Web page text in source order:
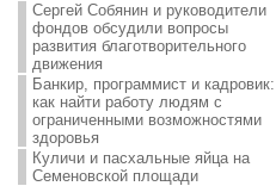
Сергей Собянин и руководители
фондов обсудили вопросы
развития благотворительного
движения
Банкир, программист и кадровик:
как найти работу людям с
ограниченными возможностями
здоровья
Куличи и пасхальные яйца на
Семеновской площади